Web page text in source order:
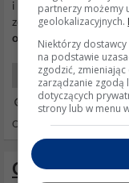
i robi zwarcie przez co
zestawu. Jak napięcie
opinie kogoś
Połączenia urządzeń
21 Wrz 2014 15:34
Odpowiedzi: 16
Czy Pioneer
partnerzy możemy
geolokalizacyjnych.
Niektórzy
na podstawie
zgodzić,
zarządzanie zgodą
dotyczących
strony lub w menu